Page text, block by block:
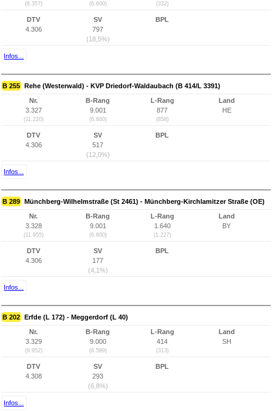
(8.357) (6.600) (332)
DTV
4.306
SV
797
(18,5%)
BPL
Infos...
B 255 Rehe (Westerwald) - KVP Driedorf-Waldaubach (B 414/L 3391)
Nr.
3.327
(11.220)
B-Rang
9.001
(6.600)
L-Rang
877
(858)
Land
HE
DTV
4.306
SV
517
(12,0%)
BPL
Infos...
B 289 Münchberg-Wilhelmstraße (St 2461) - Münchberg-Kirchlamitzer Straße (OE)
Nr.
3.328
(11.955)
B-Rang
9.001
(6.600)
L-Rang
1.640
(1.227)
Land
BY
DTV
4.306
SV
177
(4,1%)
BPL
Infos...
B 202 Erfde (L 172) - Meggerdorf (L 40)
Nr.
3.329
(9.952)
B-Rang
9.000
(6.599)
L-Rang
414
(313)
Land
SH
DTV
4.308
SV
293
(6,8%)
BPL
Infos...